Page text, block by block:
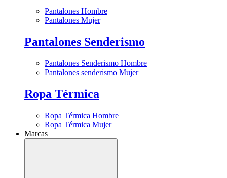
Pantalones Hombre
Pantalones Mujer
Pantalones Senderismo
Pantalones Senderismo Hombre
Pantalones senderismo Mujer
Ropa Térmica
Ropa Térmica Hombre
Ropa Térmica Mujer
Marcas